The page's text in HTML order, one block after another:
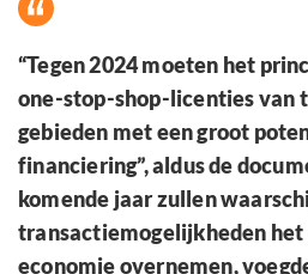
“Tegen 2024 moeten het
one-stop-shop-licenties van
gebieden met een groot
financiering”, aldus de
komende jaar zullen
transactiemogelijkheden het
economie overnemen,